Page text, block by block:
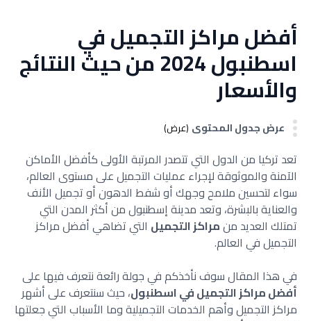
أفضل مراكز التجميل في
اسطنبول 2024 من حيث النتائج
والأسعار
عرض جدول المحتوى (عرض)
تعد تركيا من الدول التي تتصدر المرتبة الأولى كأفضل الأماكن
الآمنة والموثوقة لإجراء عمليات التجميل على مستوى العالم،
سواء لتحسين ملامح وجهك أو شفط الدهون أو تجميل الأنف
والعناية بالبشرة، وتعد مدينة إسطنبول من أكثر المدن التي
تمتلك العديد منمراكز التجميل التي تضاهي أفضل مراكز
التجميل في العالم.
في هذا المقال سوف نأخذكم في جولة رائعة نتعرف فيها على
أفضل مراكز التجميل في اسطنبول، حيث سنتعرف على أشهر
مراكز التجميل وأهم الخدمات التجميلية وما الأسباب التي جعلتها